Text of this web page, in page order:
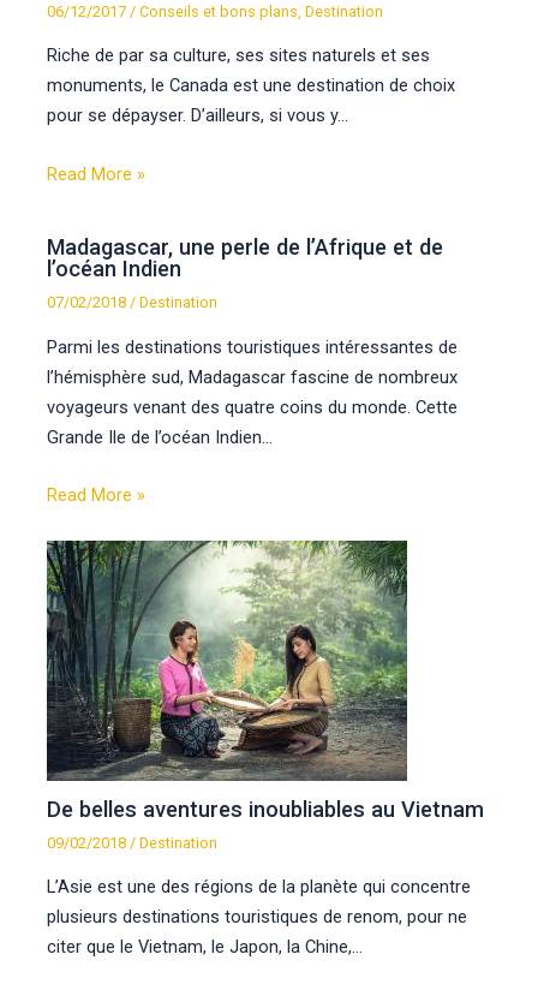
06/12/2017 /Conseils et bons plans ,Destination
Riche de par sa culture, ses sites naturels et ses
monuments, le Canada est une destination de choix
pour se dépayser. D’ailleurs, si vous y…
Read More »
Madagascar, une perle de l’Afrique et de
l’océan Indien
07/02/2018/Destination
Parmi les destinations touristiques intéressantes de
l’hémisphère sud, Madagascar fascine de nombreux
voyageurs venant des quatre coins du monde. Cette
Grande Ile de l’océan Indien…
Read More »
De belles aventures inoubliables au Vietnam
09/02/2018 /Destination
L’Asie est une des régions de la planète qui concentre
plusieurs destinations touristiques de renom, pour ne
citer que le Vietnam, le Japon, la Chine,…